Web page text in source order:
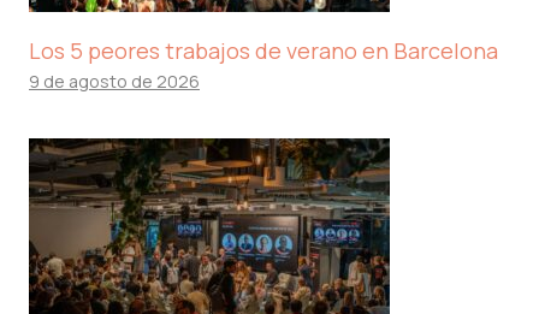
Los 5 peores trabajos de verano en Barcelona
9 de agosto de 2026